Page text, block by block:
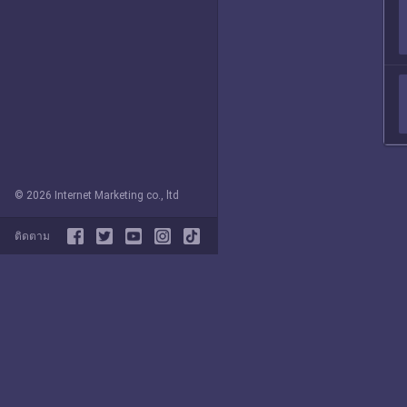
© 2026 Internet Marketing co., ltd
ติดตาม